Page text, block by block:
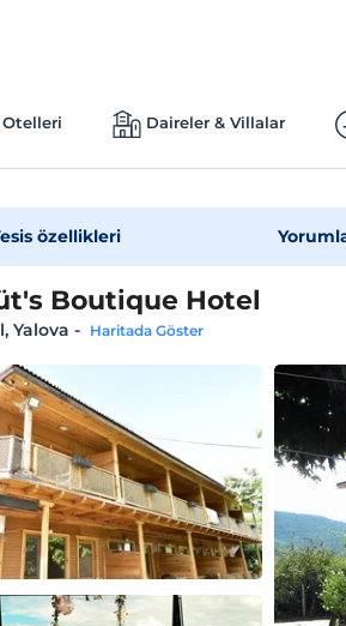
Daireler & Villalar
özellikleri
Boutique Hotel
Yalova - Haritada Göster